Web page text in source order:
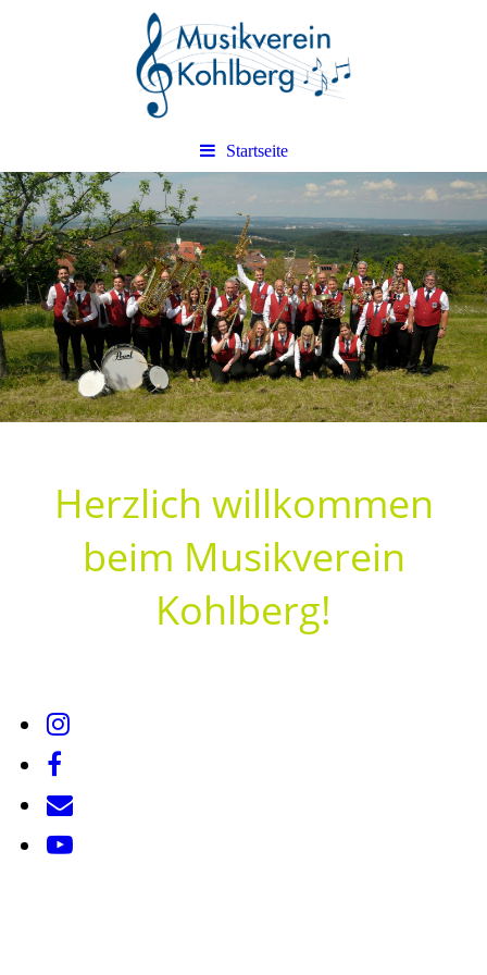
Startseite
Herzlich willkommen
beim Musikverein
Kohlberg!